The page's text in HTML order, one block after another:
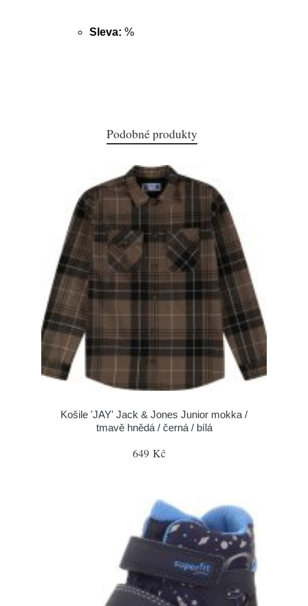
Sleva: %
Podobné produkty
Košile 'JAY' Jack & Jones Junior mokka /
tmavě hnědá / černá / bílá
649 Kč